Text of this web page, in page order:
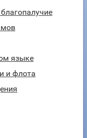
благопалучие
языке
и флота